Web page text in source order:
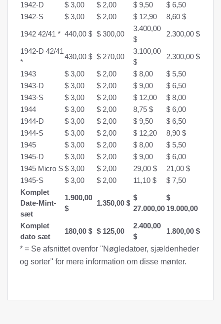
1942-D
$ 3,00 $ 2,00 $ 9,50
$ 6,50
1942-S
$ 3,00 $ 2,00 $ 12,90 8,60 $
1942 42/41 * 440,00 $ $ 300,00
3.400,00
$
2.300,00 $
1942-D 42/41
*
430,00 $ $ 270,00
3.100,00
$
2.300,00 $
1943 $ 3,00 $ 2,00 $ 8,00
$ 5,50
1943-D
$ 3,00 $ 2,00 $ 9,00
$ 6,50
1943-S
$ 3,00 $ 2,00 $ 12,00
$ 8,00
1944
$ 3,00 $ 2,00 8,75 $
$ 6,00
1944-D
$ 3,00 $ 2,00 $ 9,50
$ 6,50
1944-S
$ 3,00 $ 2,00 $ 12,20
8,90 $
1945
$ 3,00 $ 2,00 $ 8,00
$ 5,50
1945-D
$ 3,00 $ 2,00 $ 9,00
$ 6,00
1945 Micro S$ 3,00 $ 2,00 29,00 $
21,00 $
1945-S
$ 3,00 $ 2,00 11,10 $
$ 7,50
Komplet
Date-Mint-
sæt
1.900,00
$
1.350,00 $
$
27.000,00
$
19.000,00
Komplet
dato sæt
180,00 $ $ 125,00
2.400,00
$
1.800,00 $
* = Se afsnittet ovenfor "Nøgledatoer, sjældenheder
og sorter" for mere information om disse mønter.